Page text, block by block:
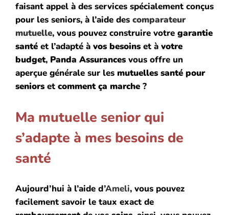
faisant appel à des services spécialement conçus
pour les seniors, à l’aide des comparateur
mutuelle, vous pouvez construire votre garantie
santé et l’adapté à vos besoins et à votre
budget, Panda Assurances vous offre un
aperçue générale sur les mutuelles santé pour
seniors et comment ça marche ?
Ma mutuelle senior qui
s’adapte à mes besoins de
santé
Aujourd’hui à l’aide d’Ameli, vous pouvez
facilement savoir le taux exact de